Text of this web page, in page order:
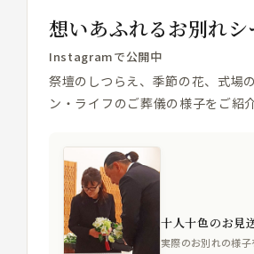
想いあふれるお別れシ
Instagramで公開中
祭壇のしつらえ、季節の花、式場
ン・ライフのご葬儀の様子をご紹
十人十色のお見
実際のお別れの様